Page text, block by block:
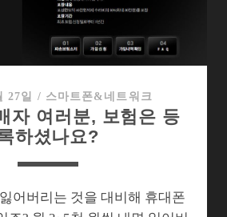
27일 / 스마트폰&네트워크
자 여러분, 보험은 등
하셨나요?
어버리는 것을 대비해 휴대폰